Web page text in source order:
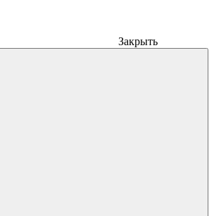
Закрыть